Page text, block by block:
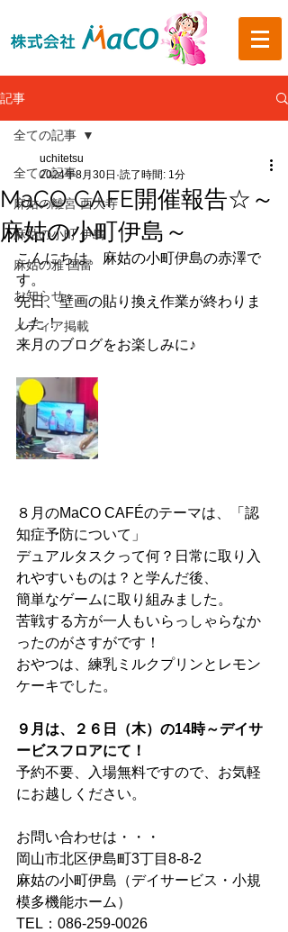
記事
全ての記事
麻姑の離宮 西大寺
麻姑の小町 伊島
麻姑の雅 国富
お知らせ
メディア掲載
全ての記事
MaCO CAFE開催報告☆～
麻姑の小町伊島～
uchitetsu
2024年8月30日 読了時間: 1分
こんにちは。麻姑の小町伊島の赤澤で
す。
先日、壁画の貼り換え作業が終わりま
した！
来月のブログをお楽しみに♪
８月のMaCO CAFÉのテーマは、「認
知症予防について」
デュアルタスクって何？日常に取り入
れやすいものは？と学んだ後、
簡単なゲームに取り組みました。
苦戦する方が一人もいらっしゃらなか
ったのがさすがです！
おやつは、練乳ミルクプリンとレモン
ケーキでした。
９月は、２６日（木）の14時～デイサ
ービスフロアにて！
予約不要、入場無料ですので、お気軽
にお越しください。
お問い合わせは・・・
岡山市北区伊島町3丁目8-8-2
麻姑の小町伊島（デイサービス・小規
模多機能ホーム）
TEL：086-259-0026